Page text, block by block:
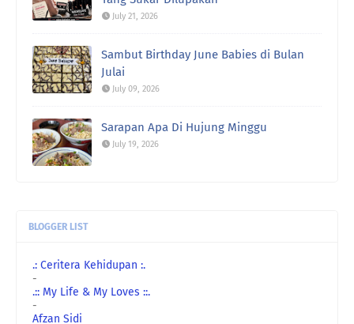
July 21, 2026
Sambut Birthday June Babies di Bulan
Julai
July 09, 2026
Sarapan Apa Di Hujung Minggu
July 19, 2026
BLOGGER LIST
.: Ceritera Kehidupan :.
-
.:: My Life & My Loves ::.
-
Afzan Sidi